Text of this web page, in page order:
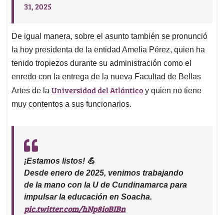
31, 2025
De igual manera, sobre el asunto también se pronunció
la hoy presidenta de la entidad Amelia Pérez, quien ha
tenido tropiezos durante su administración como el
enredo con la entrega de la nueva Facultad de Bellas
Artes de la Universidad del Atlántico y quien no tiene
muy contentos a sus funcionarios.
¡Estamos listos! 💪
Desde enero de 2025, venimos trabajando
de la mano con la U de Cundinamarca para
impulsar la educación en Soacha.
pic.twitter.com/hNp8ioBIBn